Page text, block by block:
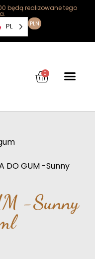
będą realizowane tego
PL PLN
0
DO GUM -Sunny
-Sunny